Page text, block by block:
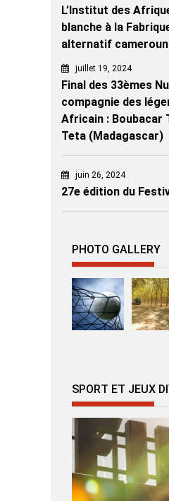
L’Institut des
blanche à la
alternatif
juillet 19, 2024
Final des 33èmes
compagnie des
Africain : Boubacar
Teta (Madagascar)
juin 26, 2024
27e édition du
PHOTO GALLERY
SPORT ET JEUX